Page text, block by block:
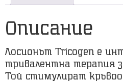
Описание
Лосионът Tricogen е
тривалентна терапия
Той стимулират